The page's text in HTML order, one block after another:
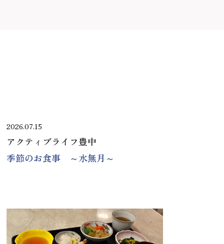
2026.07.15
アクティブライフ豊中
季節のお食事 ～水無月～